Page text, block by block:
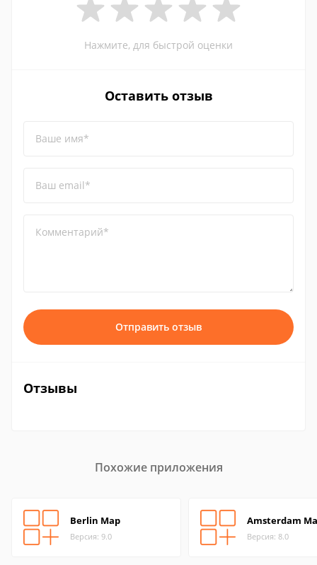
Нажмите, для быстрой оценки
Оставить отзыв
Ваше имя*
Ваш email*
Комментарий*
Отправить отзыв
Отзывы
Похожие приложения
Berlin Map
Версия: 9.0
Amsterdam
Версия: 8.0